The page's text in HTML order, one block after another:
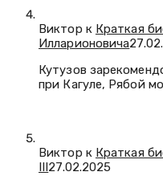
Виктор к Краткая
Илларионовича
Кутузов
при Кагуле, Рябой
Виктор к Краткая
III27.02.2025